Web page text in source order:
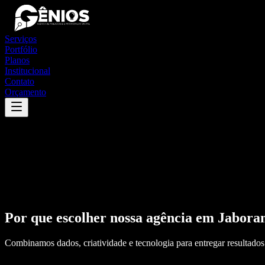
Serviços
Portfólio
Planos
Institucional
Contato
Orçamento
Por que escolher nossa agência em
Combinamos dados, criatividade e tecnologia para entregar